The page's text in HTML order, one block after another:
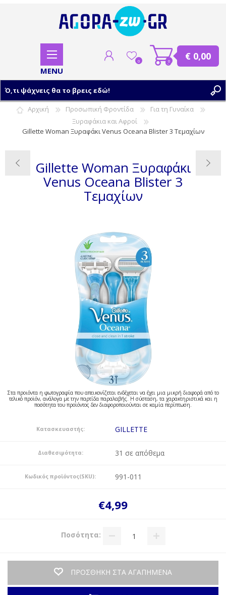
0 0 € 0,00
Αρχική Προσωπική Φροντίδα
Για τη Γυναίκα
Ξυραφάκια και Αφροί
Gillette Woman Ξυραφάκι Venus Oceana Blister 3 Τεμαχίων
Gillette Woman Ξυραφάκι
Venus Oceana Blister 3
Τεμαχίων
Στα προιόντα η φωτογραφία που απεικονίζεται ενδέχεται να έχει μια μικρή διαφορά από το
τελικό προϊόν, ανάλογα με την παρτίδα παραλαβής. Η σύσταση, τα χαρακτηριστικά και η
ποσότητα του προϊόντος δεν διαφοροποιούνται σε καμία περίπτωση.
Κατασκευαστής: GILLETTE
Διαθεσιμότητα: 31 σε απόθεμα
Κωδικός προϊόντος(SKU): 991-011
€4,99
Ποσότητα:
ΠΡΟΣΘΗΚΗ ΣΤΑ ΑΓΑΠΗΜΕΝΑ